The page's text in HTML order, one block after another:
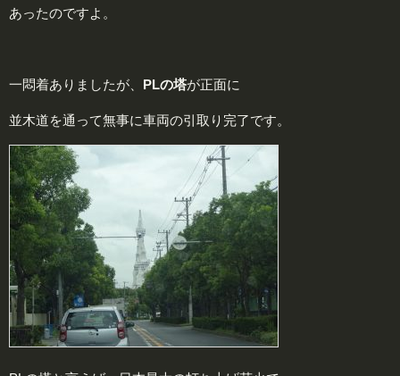
あったのですよ。
一悶着ありましたが、 PLの塔が正面に
並木道を通って無事に車両の引取り完了です。